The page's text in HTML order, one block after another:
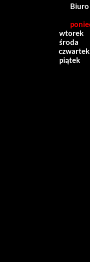
Biuro
wtorek
środa
czwartek
piątek